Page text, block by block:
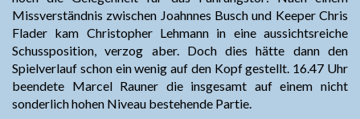
Missverständnis zwischen Joahnnes Busch und Keeper Chris
Flader kam Christopher Lehmann in eine aussichtsreiche
Schussposition, verzog aber. Doch dies hätte dann den
Spielverlauf schon ein wenig auf den Kopf gestellt. 16.47 Uhr
beendete Marcel Rauner die insgesamt auf einem nicht
sonderlich hohen Niveau bestehende Partie.